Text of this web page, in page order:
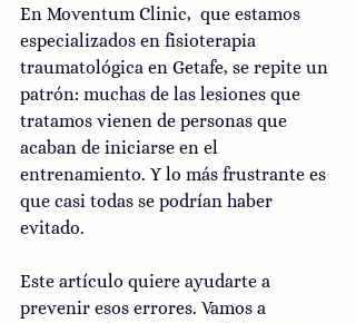
En Moventum Clinic,  que estamos
especializados en fisioterapia
traumatológica en Getafe, se repite un
patrón: muchas de las lesiones que
tratamos vienen de personas que
acaban de iniciarse en el
entrenamiento. Y lo más frustrante es
que casi todas se podrían haber
evitado.
Este artículo quiere ayudarte a
prevenir esos errores. Vamos a